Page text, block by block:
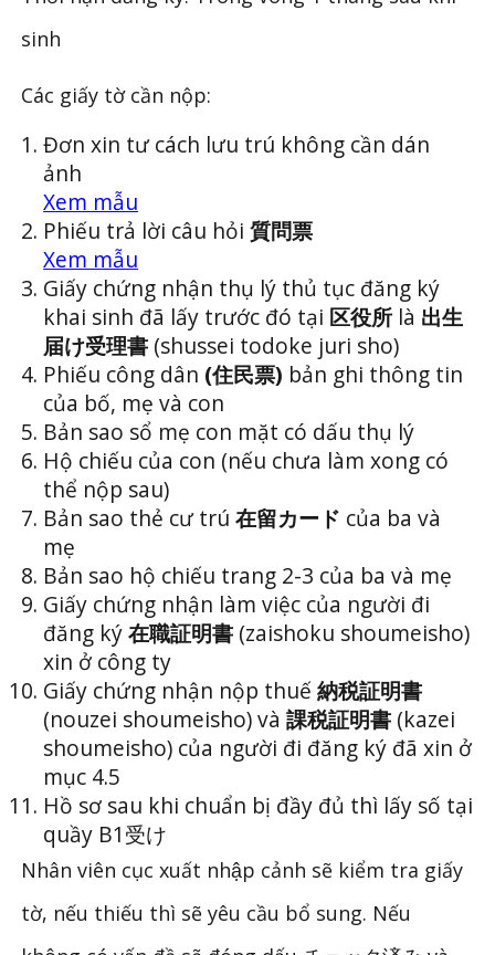
sinh
Các giấy tờ cần nộp:
Đơn xin tư cách lưu trú không cần dán
ảnh
Xem mẫu
Phiếu trả lời câu hỏi質問票
Xem mẫu
Giấy chứng nhận thụ lý thủ tục đăng ký
khai sinh đã lấy trước đó tại 区役所 là 出生
届け受理書 (shussei todoke juri sho)
Phiếu công dân (住民票) bản ghi thông tin
của bố, mẹ và con
Bản sao sổ mẹ con mặt có dấu thụ lý
Hộ chiếu của con (nếu chưa làm xong có
thể nộp sau)
Bản sao thẻ cư trú在留カード của ba và
mẹ
Bản sao hộ chiếu trang 2-3 của ba và mẹ
Giấy chứng nhận làm việc của người đi
đăng ký在職証明書 (zaishoku shoumeisho)
xin ở công ty
Giấy chứng nhận nộp thuế納税証明書
(nouzei shoumeisho) và課税証明書 (kazei
shoumeisho) của người đi đăng ký đã xin ở
mục 4.5
Hồ sơ sau khi chuẩn bị đầy đủ thì lấy số tại
quầy B1受け
Nhân viên cục xuất nhập cảnh sẽ kiểm tra giấy
tờ, nếu thiếu thì sẽ yêu cầu bổ sung. Nếu